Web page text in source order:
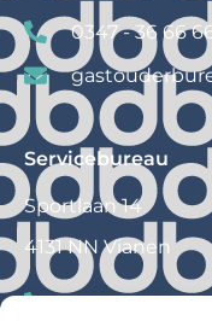
0347 - 36 66
Servicebureau
Sportlaan 14
4131 NN Vianen
0347 – 36 66